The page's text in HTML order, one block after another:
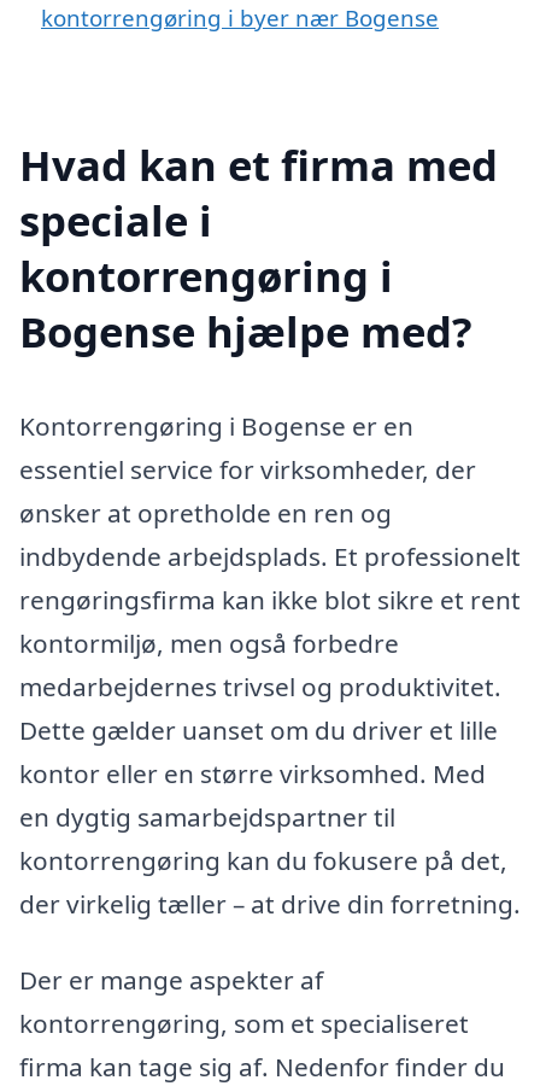
kontorrengøring i byer nær Bogense
Hvad kan et firma med
speciale i
kontorrengøring i
Bogense hjælpe med?
Kontorrengøring i Bogense er en
essentiel service for virksomheder, der
ønsker at opretholde en ren og
indbydende arbejdsplads. Et professionelt
rengøringsfirma kan ikke blot sikre et rent
kontormiljø, men også forbedre
medarbejdernes trivsel og produktivitet.
Dette gælder uanset om du driver et lille
kontor eller en større virksomhed. Med
en dygtig samarbejdspartner til
kontorrengøring kan du fokusere på det,
der virkelig tæller – at drive din forretning.
Der er mange aspekter af
kontorrengøring, som et specialiseret
firma kan tage sig af. Nedenfor finder du